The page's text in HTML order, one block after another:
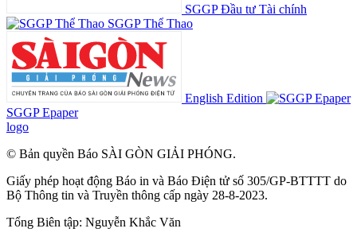
SGGP Đầu tư Tài chính
SGGP Thể Thao
English Edition
SGGP Epaper
logo
© Bản quyền Báo SÀI GÒN GIẢI PHÓNG.
Giấy phép hoạt động Báo in và Báo Điện tử số 305/GP-BTTTT do
Bộ Thông tin và Truyền thông cấp ngày 28-8-2023.
Tổng Biên tập: Nguyễn Khắc Văn